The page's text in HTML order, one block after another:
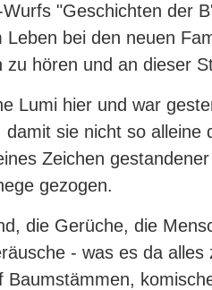
"Geschichten der
Leben bei den neuen
zu hören und an dieser
Lumi hier und war
damit sie nicht so alleine
Zeichen
gezogen.
die Gerüche, die
- was es da alles
Baumstämmen,